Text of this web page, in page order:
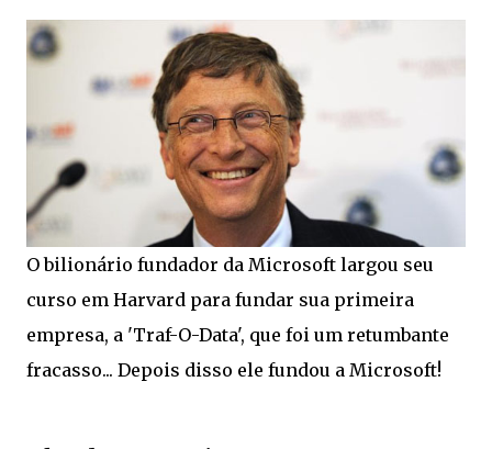
O bilionário fundador da Microsoft largou seu
curso em Harvard para fundar sua primeira
empresa, a 'Traf-O-Data', que foi um retumbante
fracasso... Depois disso ele fundou a Microsoft!